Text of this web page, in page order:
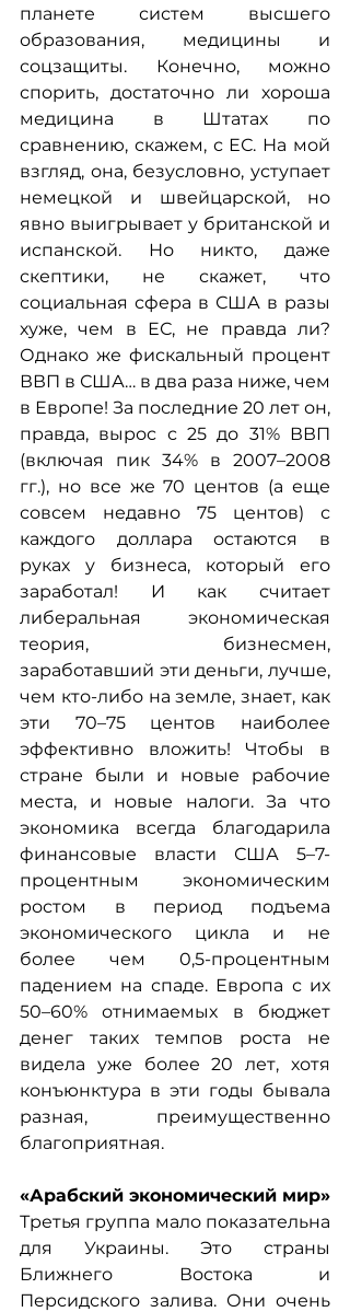
планете систем высшего
образования, медицины и
соцзащиты. Конечно, можно
спорить, достаточно ли хороша
медицина в Штатах по
сравнению, скажем, с ЕС. На мой
взгляд, она, безусловно, уступает
немецкой и швейцарской, но
явно выигрывает у британской и
испанской. Но никто, даже
скептики, не скажет, что
социальная сфера в США в разы
хуже, чем в ЕС, не правда ли?
Однако же фискальный процент
ВВП в США… в два раза ниже, чем
в Европе! За последние 20 лет он,
правда, вырос с 25 до 31% ВВП
(включая пик 34% в 2007–2008
гг.), но все же 70 центов (а еще
совсем недавно 75 центов) с
каждого доллара остаются в
руках у бизнеса, который его
заработал! И как считает
либеральная экономическая
теория, бизнесмен,
заработавший эти деньги, лучше,
чем кто-либо на земле, знает, как
эти 70–75 центов наиболее
эффективно вложить! Чтобы в
стране были и новые рабочие
места, и новые налоги. За что
экономика всегда благодарила
финансовые власти США 5–7-
процентным экономическим
ростом в период подъема
экономического цикла и не
более чем 0,5-процентным
падением на спаде. Европа с их
50–60% отнимаемых в бюджет
денег таких темпов роста не
видела уже более 20 лет, хотя
конъюнктура в эти годы бывала
разная, преимущественно
благоприятная.
«Арабский экономический мир»
Третья группа мало показательна
для Украины. Это страны
Ближнего Востока и
Персидского залива. Они очень